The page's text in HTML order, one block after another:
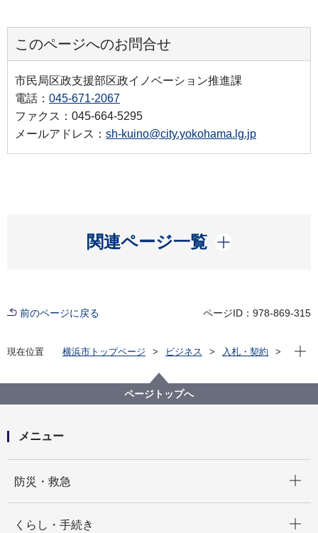
このページへのお問合せ
市民局区政支援部区政イノベーション推進課
電話： 045-671-2067
ファクス：045-664-5295
メールアドレス： sh-kuino@city.yokohama.lg.jp
関連ページ一覧
開く
前のページに戻る ページID：978-869-315
現在位置 横浜市トップページ ビジネス
入札・契約
【結果公表】鶴見・神奈川・西・中・南・港北土木事
務所等の破傷風予防接種
現在
ページトップへ
メニュー
防災・救急
くらし・手続き